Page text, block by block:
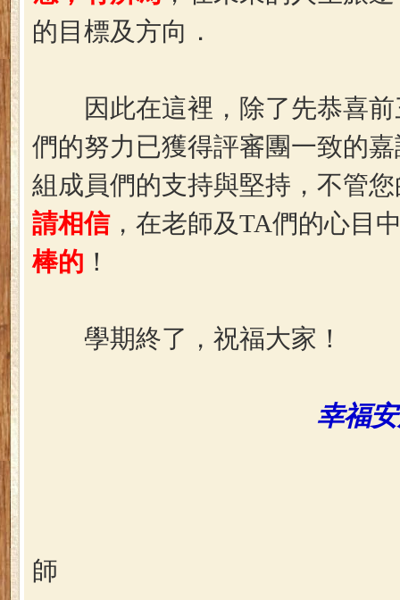
的目標及方向．
因此在這裡，除了先恭喜前
們的努力已獲得評審團一致的
組成員們的支持與堅持，不管
請相信，在老師及TA們的心目
棒的 ！
學期終了，祝福大家！
幸福
師